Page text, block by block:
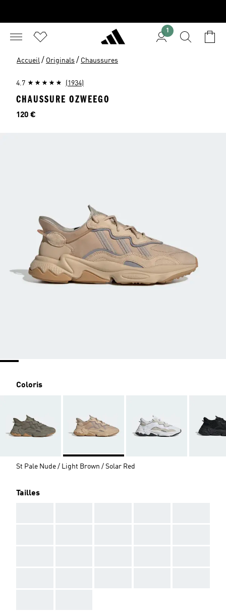
1
Accueil / Originals / Chaussures
4.7 (1934)
CHAUSSURE OZWEEGO
Prix
120 €
Coloris
St Pale Nude / Light Brown / Solar Red
Tailles